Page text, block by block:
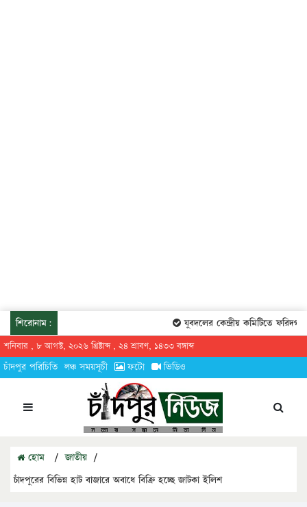
শিরোনাম: যুবদলের কেন্দ্রীয় কমিটিতে
শনিবার , ৮ আগস্ট, ২০২৬ খ্রিষ্টাব্দ , ২৪ শ্রাবণ, ১৪৩৩ বঙ্গাব্দ
চাঁদপুর পরিচিতি লঞ্চ সময়সূচী ফটো ভিডিও
হোম / জাতীয় /
চাঁদপুরের বিভিন্ন হাট বাজারে অবাধে বিক্রি হচ্ছে জাটকা ইলিশ